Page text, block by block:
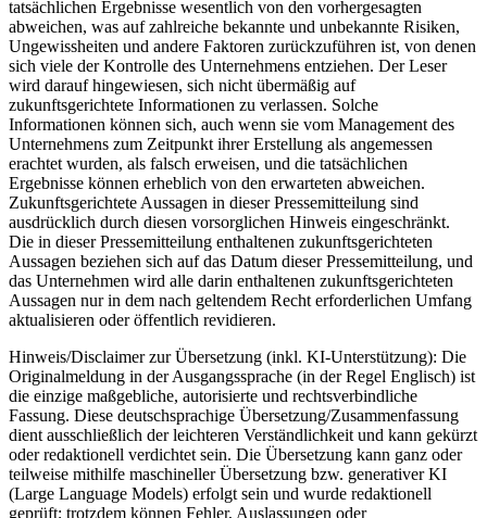
tatsächlichen Ergebnisse wesentlich von den vorhergesagten
abweichen, was auf zahlreiche bekannte und unbekannte Risiken,
Ungewissheiten und andere Faktoren zurückzuführen ist, von denen
sich viele der Kontrolle des Unternehmens entziehen. Der Leser
wird darauf hingewiesen, sich nicht übermäßig auf
zukunftsgerichtete Informationen zu verlassen. Solche
Informationen können sich, auch wenn sie vom Management des
Unternehmens zum Zeitpunkt ihrer Erstellung als angemessen
erachtet wurden, als falsch erweisen, und die tatsächlichen
Ergebnisse können erheblich von den erwarteten abweichen.
Zukunftsgerichtete Aussagen in dieser Pressemitteilung sind
ausdrücklich durch diesen vorsorglichen Hinweis eingeschränkt.
Die in dieser Pressemitteilung enthaltenen zukunftsgerichteten
Aussagen beziehen sich auf das Datum dieser Pressemitteilung, und
das Unternehmen wird alle darin enthaltenen zukunftsgerichteten
Aussagen nur in dem nach geltendem Recht erforderlichen Umfang
aktualisieren oder öffentlich revidieren.
Hinweis/Disclaimer zur Übersetzung (inkl. KI-Unterstützung): Die
Originalmeldung in der Ausgangssprache (in der Regel Englisch) ist
die einzige maßgebliche, autorisierte und rechtsverbindliche
Fassung. Diese deutschsprachige Übersetzung/Zusammenfassung
dient ausschließlich der leichteren Verständlichkeit und kann gekürzt
oder redaktionell verdichtet sein. Die Übersetzung kann ganz oder
teilweise mithilfe maschineller Übersetzung bzw. generativer KI
(Large Language Models) erfolgt sein und wurde redaktionell
geprüft; trotzdem können Fehler, Auslassungen oder